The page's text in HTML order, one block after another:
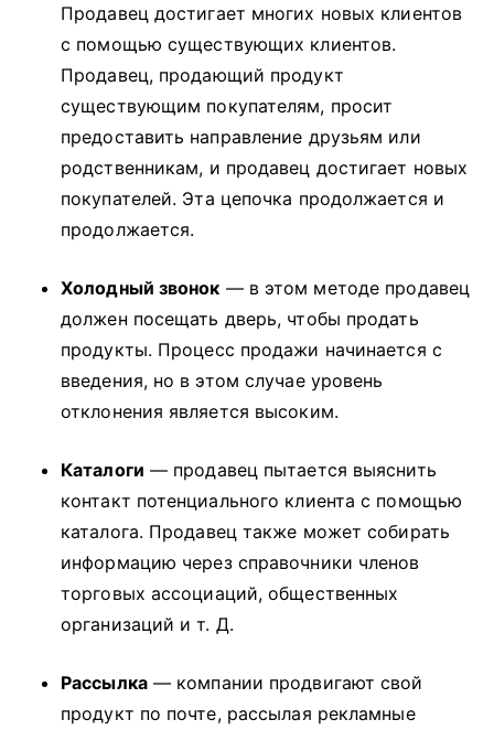
Продавец достигает многих новых клиентов
с помощью существующих клиентов.
Продавец, продающий продукт
существующим покупателям, просит
предоставить направление друзьям или
родственникам, и продавец достигает новых
покупателей. Эта цепочка продолжается и
продолжается.
Холодный звонок — в этом методе продавец
должен посещать дверь, чтобы продать
продукты. Процесс продажи начинается с
введения, но в этом случае уровень
отклонения является высоким.
Каталоги — продавец пытается выяснить
контакт потенциального клиента с помощью
каталога. Продавец также может собирать
информацию через справочники членов
торговых ассоциаций, общественных
организаций и т. Д.
Рассылка— компании продвигают свой
продукт по почте, рассылая рекламные